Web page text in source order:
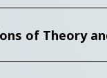
of Theory